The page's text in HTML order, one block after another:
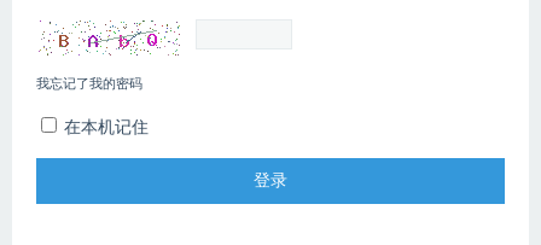
我忘记了我的密码
在本机记住